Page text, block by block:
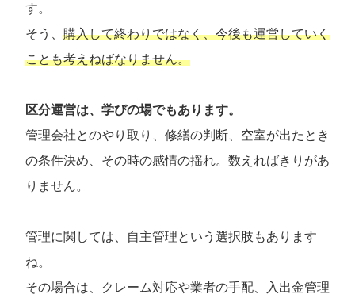
す。
そう、 購入して終わりではなく、今後も運営していく
ことも考えねばなりません。
区分運営は、学びの場でもあります。
管理会社とのやり取り、修繕の判断、空室が出たとき
の条件決め、その時の感情の揺れ。数えればきりがあ
りません。
管理に関しては、自主管理という選択肢もあります
ね。
その場合は、クレーム対応や業者の手配、入出金管理